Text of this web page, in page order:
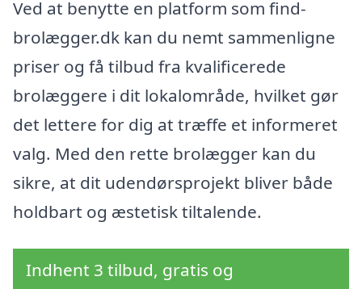
Ved at benytte en platform som find-
brolægger.dk kan du nemt sammenligne
priser og få tilbud fra kvalificerede
brolæggere i dit lokalområde, hvilket gør
det lettere for dig at træffe et informeret
valg. Med den rette brolægger kan du
sikre, at dit udendørsprojekt bliver både
holdbart og æstetisk tiltalende.
Indhent 3 tilbud, gratis og